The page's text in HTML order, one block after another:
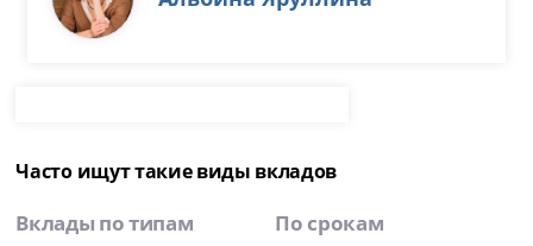
Часто ищут такие виды вкладов
Вклады по типам По срокам